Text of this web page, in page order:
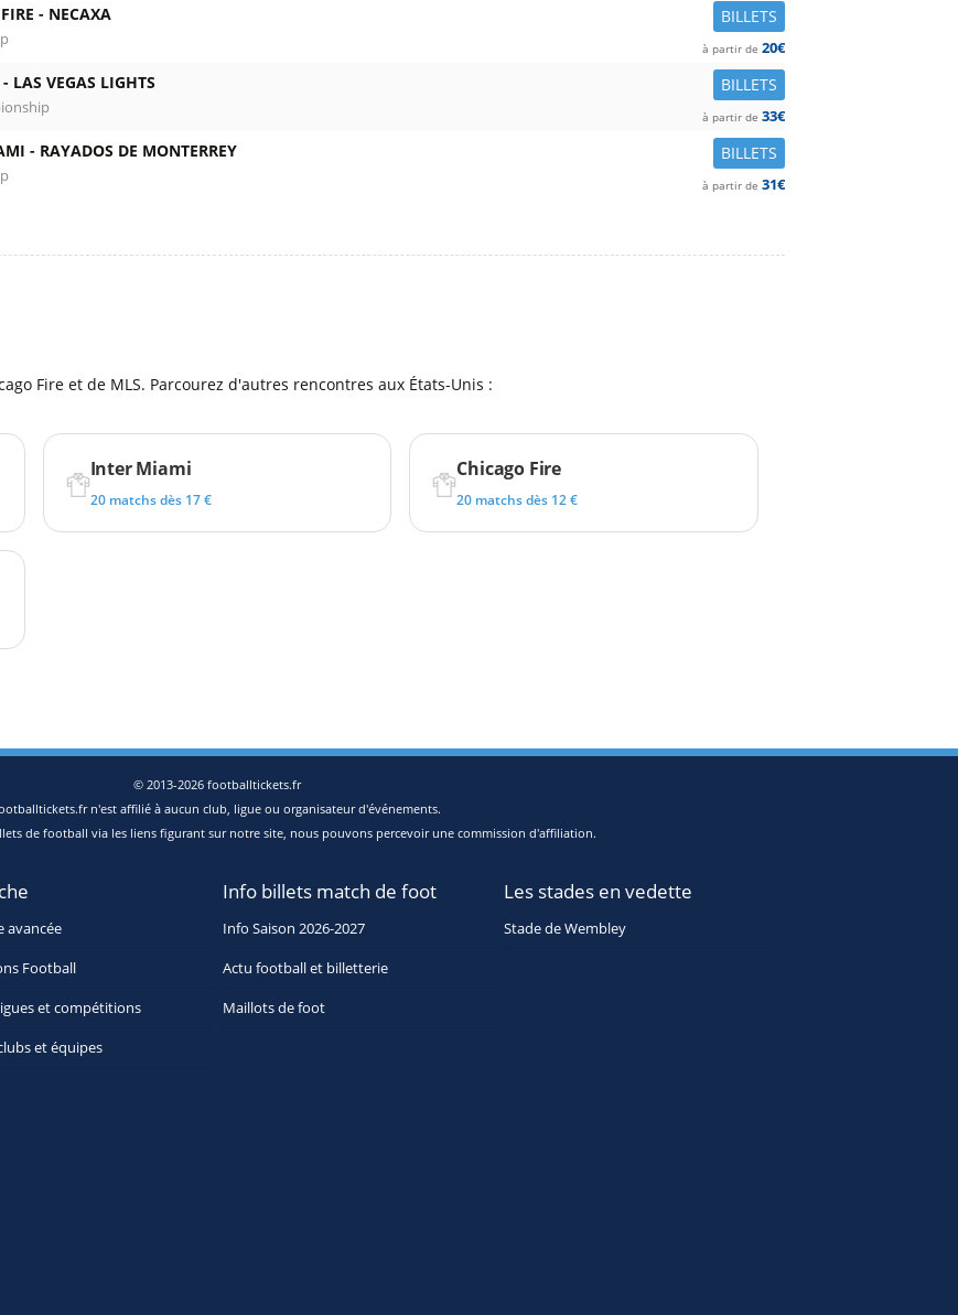
BILLETS
- NECAXA
à partir de 20€
BILLETS
LAS VEGAS LIGHTS
à partir de 33€
BILLETS
- RAYADOS DE MONTERREY
à partir de 31€
Fire et de MLS. Parcourez d'autres rencontres aux États-Unis :
Inter Miami
20 matchs dès 17 €
Chicago Fire
20 matchs dès 12 €
© 2013-2026 footballtickets.fr
n'est affilié à aucun club, ligue ou organisateur d'événements.
de football via les liens figurant sur notre site, nous pouvons percevoir une commission d'affiliation.
avancée
Football
et compétitions
et équipes
Info billets match de foot
Info Saison 2026-2027
Actu football et billetterie
Maillots de foot
Les stades en vedette
Stade de Wembley